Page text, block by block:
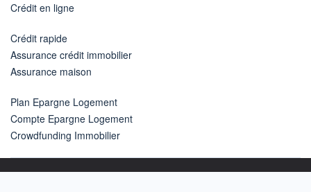
Crédit en ligne
Crédit rapide
Assurance crédit immobilier
Assurance maison
Plan Epargne Logement
Compte Epargne Logement
Crowdfunding Immobilier